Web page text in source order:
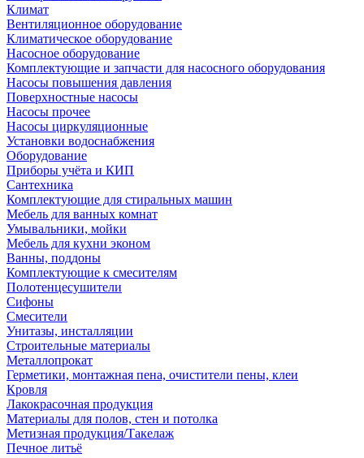
Климат
Вентиляционное оборудование
Климатическое оборудование
Насосное оборудование
Комплектующие и запчасти для насосного оборудования
Насосы повышения давления
Поверхностные насосы
Насосы прочее
Насосы циркуляционные
Установки водоснабжения
Оборудование
Приборы учёта и КИП
Сантехника
Комплектующие для стиральных машин
Мебель для ванных комнат
Умывальники, мойки
Мебель для кухни эконом
Ванны, поддоны
Комплектующие к смесителям
Полотенцесушители
Сифоны
Смесители
Унитазы, инсталляции
Строительные материалы
Металлопрокат
Герметики, монтажная пена, очистители пены, клеи
Кровля
Лакокрасочная продукция
Материалы для полов, стен и потолка
Метизная продукция/Такелаж
Печное литьё